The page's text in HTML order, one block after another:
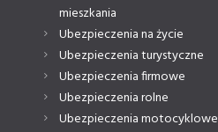
mieszkania
Ubezpieczenia na życie
Ubezpieczenia turystyczne
Ubezpieczenia firmowe
Ubezpieczenia rolne
Ubezpieczenia motocyklowe